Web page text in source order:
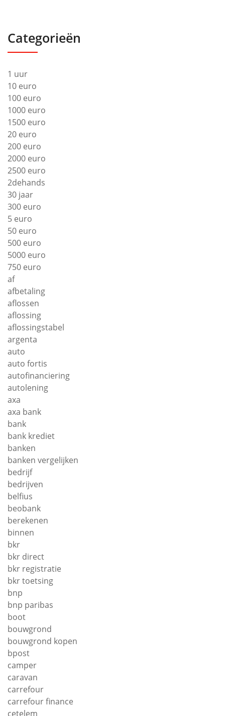
Categorieën
1 uur
10 euro
100 euro
1000 euro
1500 euro
20 euro
200 euro
2000 euro
2500 euro
2dehands
30 jaar
300 euro
5 euro
50 euro
500 euro
5000 euro
750 euro
af
afbetaling
aflossen
aflossing
aflossingstabel
argenta
auto
auto fortis
autofinanciering
autolening
axa
axa bank
bank
bank krediet
banken
banken vergelijken
bedrijf
bedrijven
belfius
beobank
berekenen
binnen
bkr
bkr direct
bkr registratie
bkr toetsing
bnp
bnp paribas
boot
bouwgrond
bouwgrond kopen
bpost
camper
caravan
carrefour
carrefour finance
cetelem